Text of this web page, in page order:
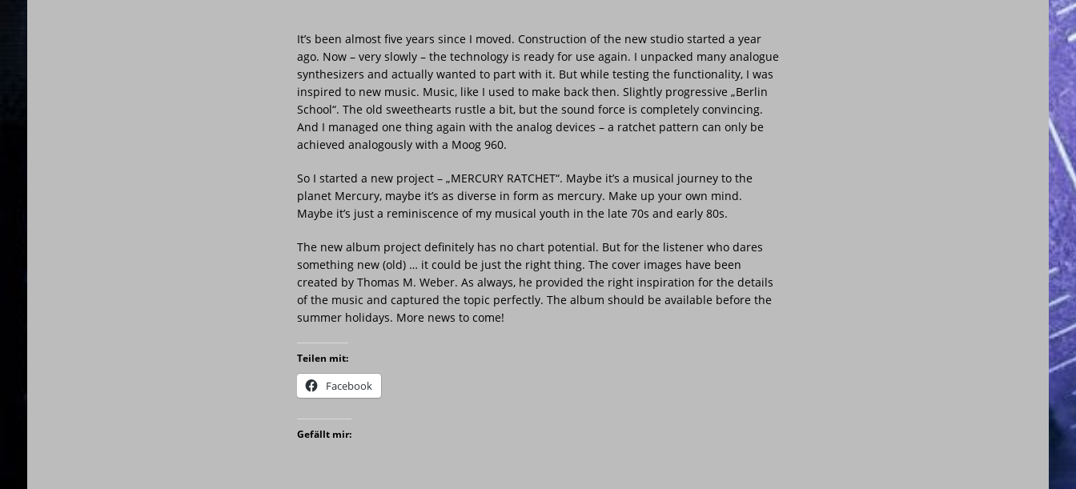
It’s been almost five years since I moved. Construction of the new studio started a year
ago. Now – very slowly – the technology is ready for use again. I unpacked many analogue
synthesizers and actually wanted to part with it. But while testing the functionality, I was
inspired to new music. Music, like I used to make back then. Slightly progressive „Berlin
School“. The old sweethearts rustle a bit, but the sound force is completely convincing.
And I managed one thing again with the analog devices – a ratchet pattern can only be
achieved analogously with a Moog 960.
So I started a new project – „MERCURY RATCHET“. Maybe it’s a musical journey to the
planet Mercury, maybe it’s as diverse in form as mercury. Make up your own mind.
Maybe it’s just a reminiscence of my musical youth in the late 70s and early 80s.
The new album project definitely has no chart potential. But for the listener who dares
something new (old) … it could be just the right thing. The cover images have been
created by Thomas M. Weber. As always, he provided the right inspiration for the details
of the music and captured the topic perfectly. The album should be available before the
summer holidays. More news to come!
Teilen mit:
Facebook
Gefällt mir: